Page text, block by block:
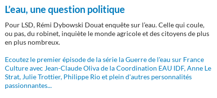
L’eau, une question politique
Pour LSD, Rémi Dybowski Douat enquête sur l’eau. Celle qui coule,
ou pas, du robinet, inquiète le monde agricole et des citoyens de plus
en plus nombreux.
Ecoutez le premier épisode de la série la Guerre de l'eau sur France
Culture avec Jean-Claude Oliva de la Coordination EAU IDF, Anne Le
Strat, Julie Trottier, Philippe Rio et plein d'autres personnalités
passionnantes...